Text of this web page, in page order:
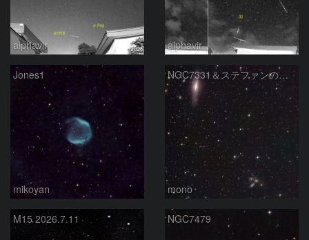
alphavir alphavir
Jones1
mikoyan
NGC7331＆ステファンの五つ子
mono
M15 2026.7.11 NGC7479